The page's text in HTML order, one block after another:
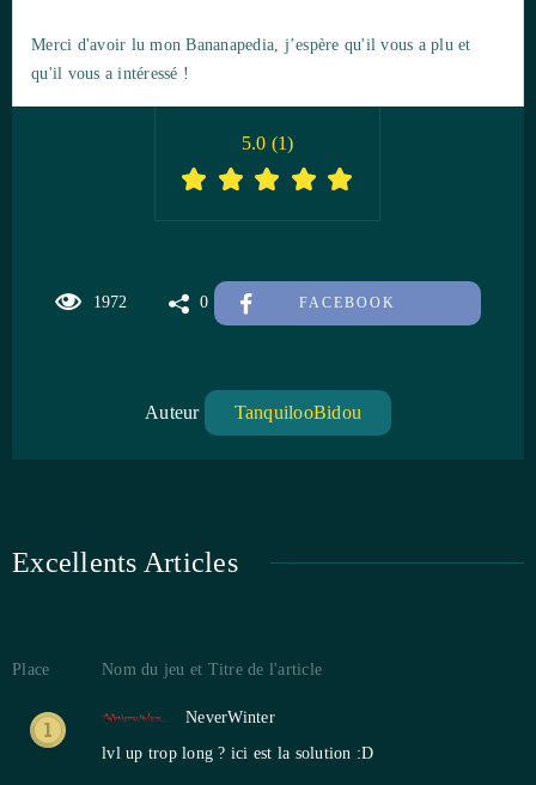
Merci d'avoir lu mon Bananapedia, j’espère qu'il vous a plu et
qu'il vous a intéressé !
1972 0 FACEBOOK
5.0 (1)
Auteur TanquilooBidou
Excellents Articles
Place Nom du jeu et Titre de l'article
NeverWinter
lvl up trop long ? ici est la solution :D